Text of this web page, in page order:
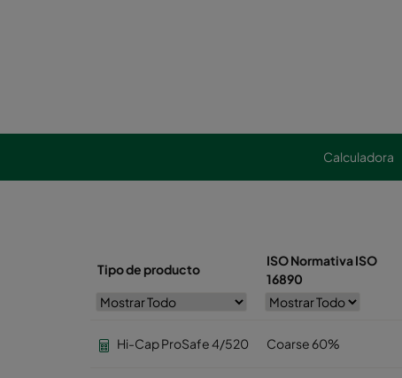
Calculadora
Tipo de producto
ISO Normativa ISO
16890
Hi-Cap ProSafe 4/520 Coarse 60%